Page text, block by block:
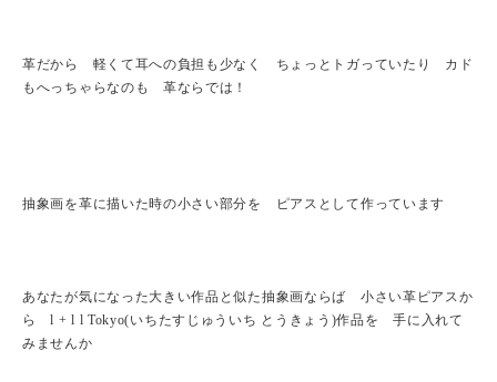
革だから 軽くて耳への負担も少なく ちょっとトガっていたり カド
もへっちゃらなのも 革ならでは！
抽象画を革に描いた時の小さい部分を ピアスとして作っています
あなたが気になった大きい作品と似た抽象画ならば 小さい革ピアスか
ら l + l l Tokyo(いちたすじゅういち とうきょう)作品を 手に入れて
みませんか